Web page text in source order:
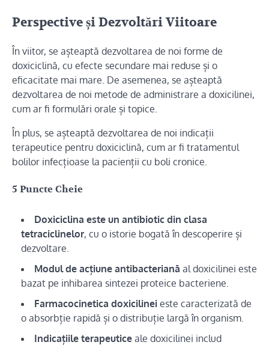
Perspective și Dezvoltări Viitoare
În viitor, se așteaptă dezvoltarea de noi forme de
doxiciclină, cu efecte secundare mai reduse și o
eficacitate mai mare. De asemenea, se așteaptă
dezvoltarea de noi metode de administrare a doxicilinei,
cum ar fi formulări orale și topice.
În plus, se așteaptă dezvoltarea de noi indicații
terapeutice pentru doxiciclină, cum ar fi tratamentul
bolilor infecțioase la pacienții cu boli cronice.
5 Puncte Cheie
Doxiciclina este un antibiotic din clasa
tetraciclinelor, cu o istorie bogată în descoperire și
dezvoltare.
Modul de acțiune antibacteriană al doxicilinei este
bazat pe inhibarea sintezei proteice bacteriene.
Farmacocinetica doxicilinei este caracterizată de
o absorbție rapidă și o distribuție largă în organism.
Indicațiile terapeutice ale doxicilinei includ